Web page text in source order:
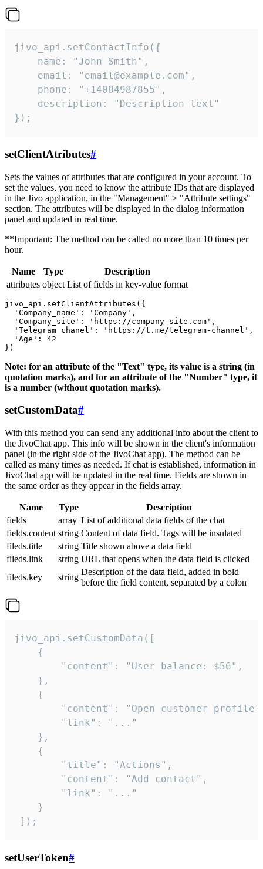
jivo_api.setContactInfo({
    name: "John Smith",
    email: "email@example.com",
    phone: "+14084987855",
    description: "Description text"
});
setClientAtributes#
Sets the values ​​of attributes that are configured in your account. To
set the values, you need to know the attribute IDs that are displayed
in the Jivo application, in the "Management" > "Attribute settings"
section. The attributes will be displayed in the dialog information
panel and updated in real time.
**Important: The method can be called no more than 10 times per
hour.
Name Type
Description
attributes object List of fields in key-value format
jivo_api.setClientAttributes({
  'Company_name': 'Company',
  'Company_site': 'https://company-site.com',
  'Telegram_chanel': 'https://t.me/telegram-channel',
  'Age': 42
Note: for an attribute of the "Text" type, its value is a string (in
quotation marks), and for an attribute of the "Number" type, it
is a number (without quotation marks).
setCustomData#
With this method you can send any additional info about the client to
the JivoChat app. This info will be shown in the client's information
panel (in the right side of the JivoChat app). The method can be
called as many times as needed. If chat is established, information in
JivoChat app will be updated in the real time. Fields are shown in
the same order as they appear in the fields array.
Name Type
Description
fields
array List of additional data fields of the chat
fields.content string Content of data field. Tags will be insulated
fileds.title
string Title shown above a data field
fileds.link
string URL that opens when the data field is clicked
fileds.key
string
Description of the data field, added in bold
before the field content, separated by a colon
jivo_api.setCustomData([
    {
        "content": "User balance: $56",
    },
    {
"content": "Open customer
        "link": "..."
    },
    {
        "title": "Actions",
        "content": "Add contact",
        "link": "..."
    }
]);
setUserToken#